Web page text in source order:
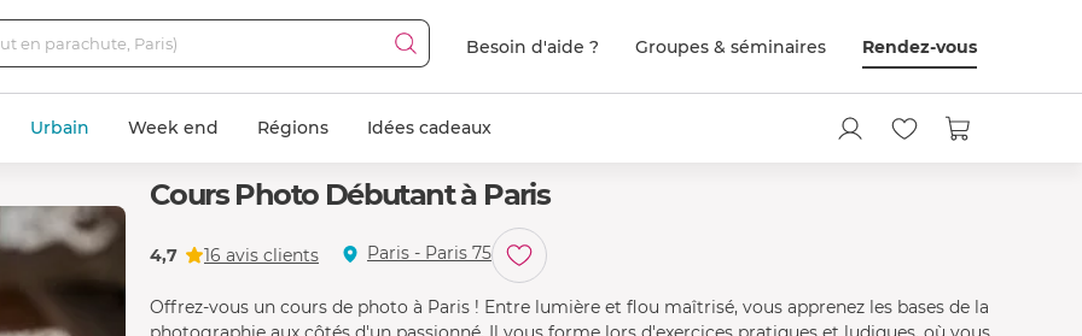
Besoin d'aide ? Groupes & séminaires Rendez-vous
Urbain Week end Régions Idées cadeaux
Cours Photo Débutant à Paris
4,7 16 avis clients Paris - Paris 75
Offrez-vous un cours de photo à Paris ! Entre lumière et flou maîtrisé, vous apprenez les bases de la